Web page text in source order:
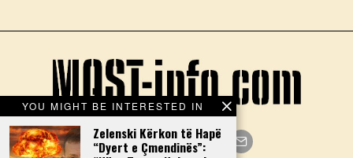
YOU MIGHT BE INTERESTED IN
Zelenski Kërkon të Hapë
“Dyert e Çmendinës”: